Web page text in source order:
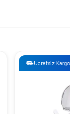
Ücretsiz Kargo